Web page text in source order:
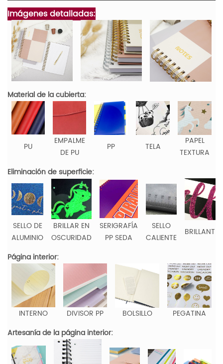
Imágenes detalladas:
Material de la cubierta:
PU
EMPALME
DE PU
PP TELA
PAPEL
TEXTURA
Eliminación de superficie:
SELLO DE
ALUMINIO
BRILLAR EN
OSCURIDAD
SERIGRAFÍA
PP SEDA
SELLO
CALIENTE
Página interior:
INTERNO DIVISOR PP BOLSILLO
PEGATINA
Artesanía de la página interior: